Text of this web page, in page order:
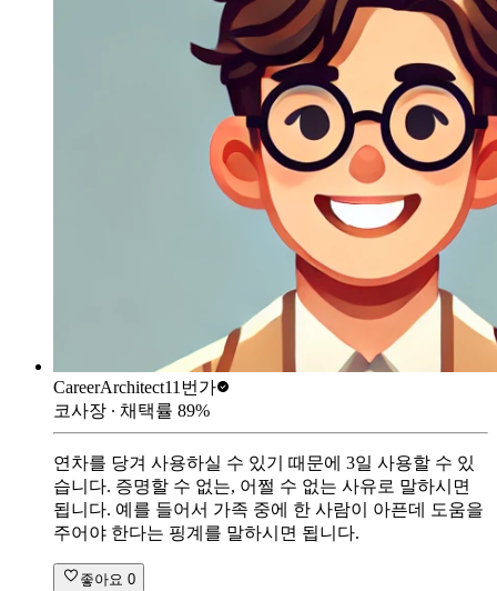
CareerArchitect11번가
코사장 ∙ 채택률 89%
연차를 당겨 사용하실 수 있기 때문에 3일 사용할 수 있
습니다. 증명할 수 없는, 어쩔 수 없는 사유로 말하시면
됩니다. 예를 들어서 가족 중에 한 사람이 아픈데 도움을
주어야 한다는 핑계를 말하시면 됩니다.
좋아요 0